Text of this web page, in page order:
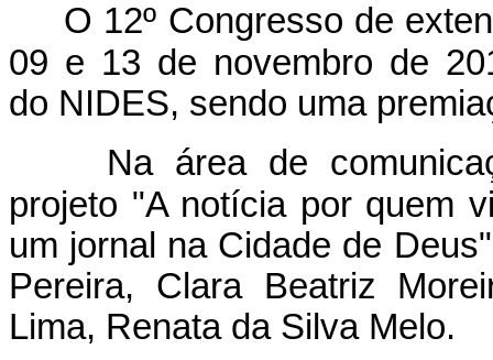
O 12º Congresso de
09 e 13 de novembro de
do NIDES, sendo uma
Na área de
projeto "A notícia por quem
um jornal na Cidade de
Pereira, Clara Beatriz
Lima, Renata da Silva Melo.